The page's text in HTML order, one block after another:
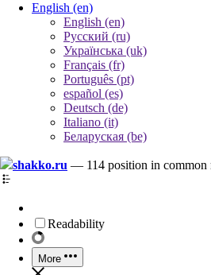
English (en)
English (en)
Русский (ru)
Українська (uk)
Français (fr)
Português (pt)
español (es)
Deutsch (de)
Italiano (it)
Беларуская (be)
shakko.ru — 114 position in common
Readability
More